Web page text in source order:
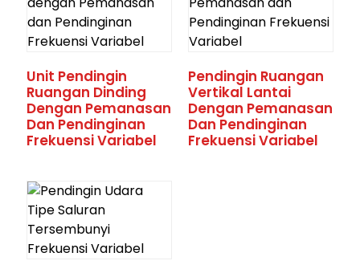
Unit Pendingin
Ruangan Dinding
Dengan Pemanasan
Dan Pendinginan
Frekuensi Variabel
Pendingin Ruangan
Vertikal Lantai
Dengan Pemanasan
Dan Pendinginan
Frekuensi Variabel